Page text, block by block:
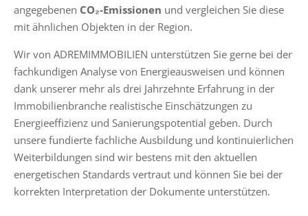
angegebenen CO₂-Emissionen und vergleichen Sie diese
mit ähnlichen Objekten in der Region.
Wir von ADREMIMMOBILIEN unterstützen Sie gerne bei der
fachkundigen Analyse von Energieausweisen und können
dank unserer mehr als drei Jahrzehnte Erfahrung in der
Immobilienbranche realistische Einschätzungen zu
Energieeffizienz und Sanierungspotential geben. Durch
unsere fundierte fachliche Ausbildung und kontinuierlichen
Weiterbildungen sind wir bestens mit den aktuellen
energetischen Standards vertraut und können Sie bei der
korrekten Interpretation der Dokumente unterstützen.